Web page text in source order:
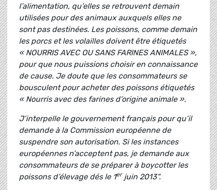
l’alimentation, qu’elles se retrouvent demain
utilisées pour des animaux auxquels elles ne
sont pas destinées. Les poissons, comme demain
les porcs et les volailles doivent être étiquetés
« NOURRIS AVEC OU SANS FARINES ANIMALES »,
pour que nous puissions choisir en connaissance
de cause. Je doute que les consommateurs se
bousculent pour acheter des poissons étiquetés
« Nourris avec des farines d’origine animale ».
J’interpelle le gouvernement français pour qu’il
demande à la Commission européenne de
suspendre son autorisation. Si les instances
européennes n’acceptent pas, je demande aux
consommateurs de se préparer à boycotter les
poissons d’élevage dés le 1erjuin 2013".